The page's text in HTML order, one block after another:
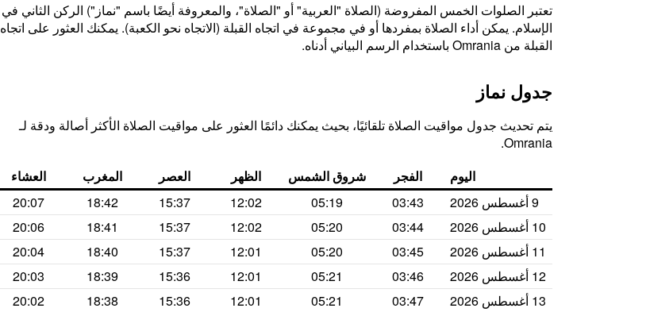
تعتبر الصلوات الخمس المفروضة (الصلاة "العربية" أو "الصلاة"، والمعروفة أيضًا باسم "نماز") الركن الثاني في
الإسلام. يمكن أداء الصلاة بمفردها أو في مجموعة في اتجاه القبلة (الاتجاه نحو الكعبة). يمكنك العثور على اتجاه
القبلة من Omrania باستخدام الرسم البياني أدناه.
جدول نماز
يتم تحديث جدول مواقيت الصلاة تلقائيًا، بحيث يمكنك دائمًا العثور على مواقيت الصلاة الأكثر أصالة ودقة لـ
Omrania.
اليوم
الفجر شروق الشمس الظهر العصر المغرب
العشاء
9 أغسطس 2026
03:43
05:19
12:02
15:37
18:42
20:07
10 أغسطس 2026
03:44
05:20
12:02
15:37
18:41
20:06
11 أغسطس 2026
03:45
05:20
12:01
15:37
18:40
20:04
12 أغسطس 2026
03:46
05:21
12:01
15:36
18:39
20:03
13 أغسطس 2026
03:47
05:21
12:01
15:36
18:38
20:02